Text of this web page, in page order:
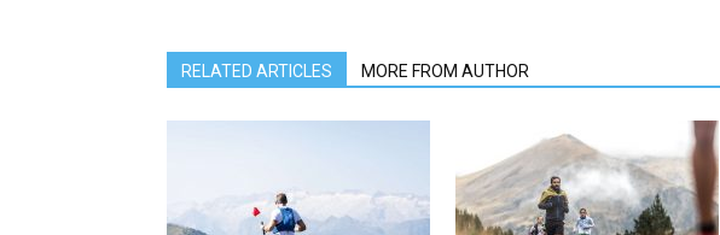
RELATED ARTICLES MORE FROM AUTHOR